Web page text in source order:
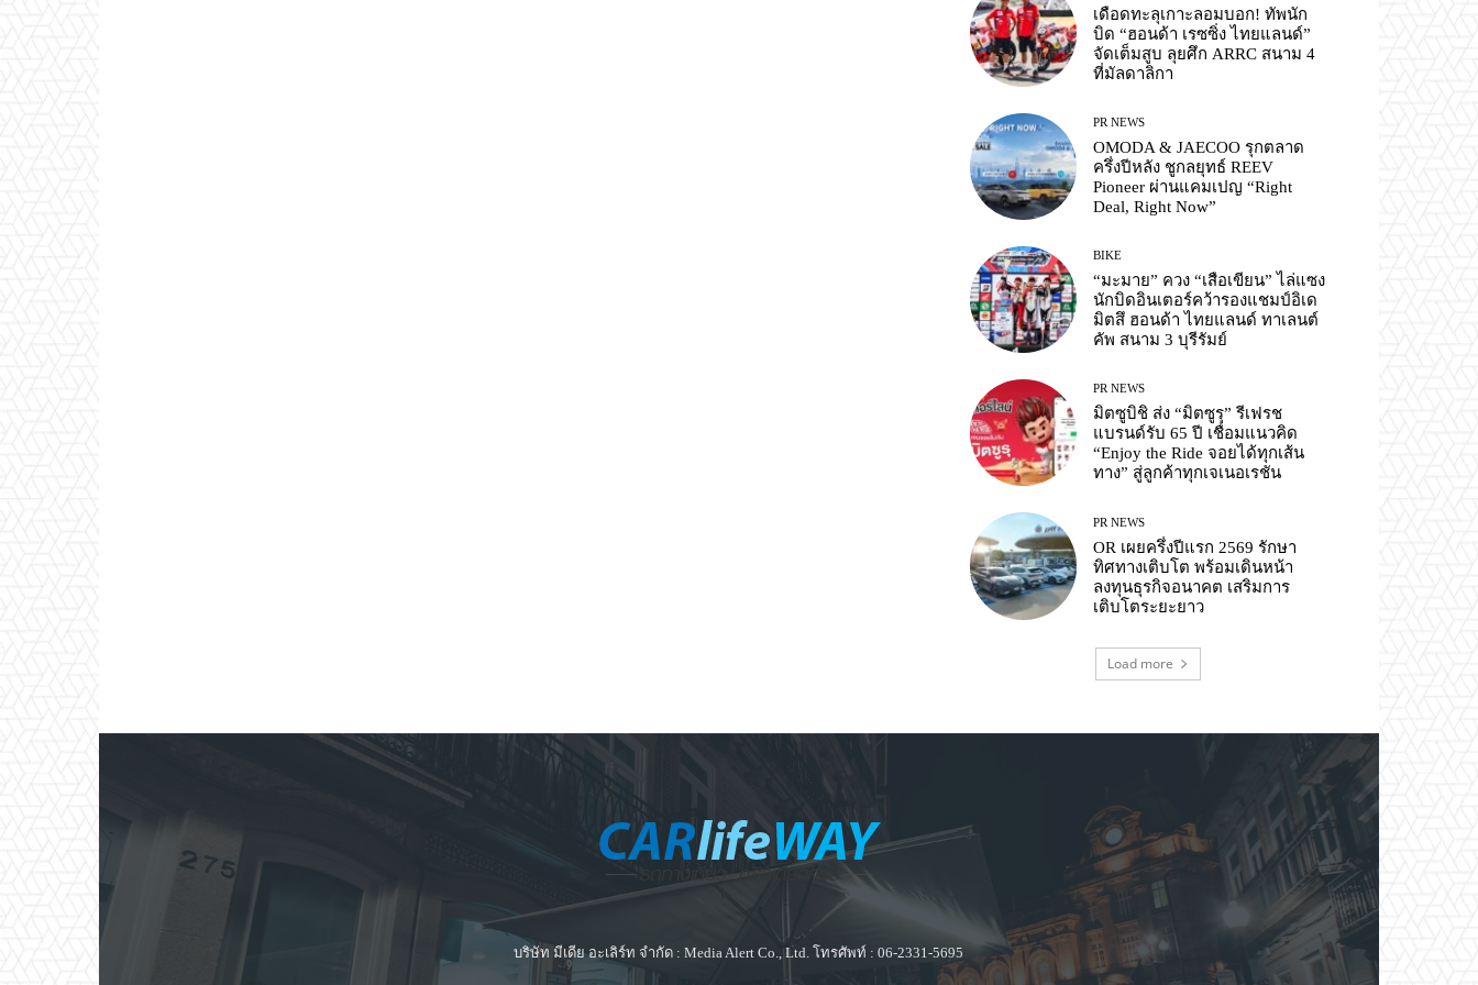
เดือดทะลุเกาะลอมบอก! ทัพนัก
บิด “ฮอนด้า เรซซิ่ง ไทยแลนด์”
จัดเต็มสูบ ลุยศึก ARRC สนาม 4
ที่มัลดาลิกา
PR NEWS
OMODA & JAECOO รุกตลาด
ครึ่งปีหลัง ชูกลยุทธ์ REEV
Pioneer ผ่านแคมเปญ “Right
Deal, Right Now”
BIKE
“มะมาย” ควง “เสือเขียน” ไล่แซง
นักบิดอินเตอร์คว้ารองแชมป์อิเด
มิตสึ ฮอนด้า ไทยแลนด์ ทาเลนต์
คัพ สนาม 3 บุรีรัมย์
PR NEWS
มิตซูบิชิ ส่ง “มิตซูรุ” รีเฟรช
แบรนด์รับ 65 ปี เชื่อมแนวคิด
“Enjoy the Ride จอยได้ทุกเส้น
ทาง” สู่ลูกค้าทุกเจเนอเรชัน
PR NEWS
OR เผยครึ่งปีแรก 2569 รักษา
ทิศทางเติบโต พร้อมเดินหน้า
ลงทุนธุรกิจอนาคต เสริมการ
เติบโตระยะยาว
Load more
บริษัท มีเดีย อะเลิร์ท จำกัด : Media Alert Co., Ltd. โทรศัพท์ : 06-2331-5695